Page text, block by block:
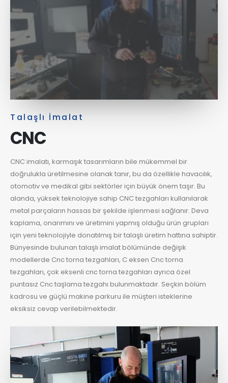
Talaşlı İmalat
CNC
CNC imalatı, karmaşık tasarımların bile mükemmel bir
doğrulukla üretilmesine olanak tanır, bu da özellikle havacılık,
otomotiv ve medikal gibi sektörler için büyük önem taşır. Bu
alanda, yüksek teknolojiye sahip CNC tezgahları kullanılarak
metal parçaların hassas bir şekilde işlenmesi sağlanır. Deva
kaplama, onarımını ve üretimini yapmış olduğu ürün grupları
için yeni teknolojiyle donatılmış bir talaşlı üretim hattına sahiptir.
Bünyesinde bulunan talaşlı imalat bölümünde değişik
modellerde Cnc torna tezgahları, C eksen Cnc torna
tezgahları, çok eksenli cnc torna tezgahları ayrıca özel
puntasız Cnc taşlama tezgahı bulunmaktadır. Seçkin bölüm
kadrosu ve güçlü makine parkuru ile müşteri isteklerine
eksiksiz cevap verilebilmektedir.